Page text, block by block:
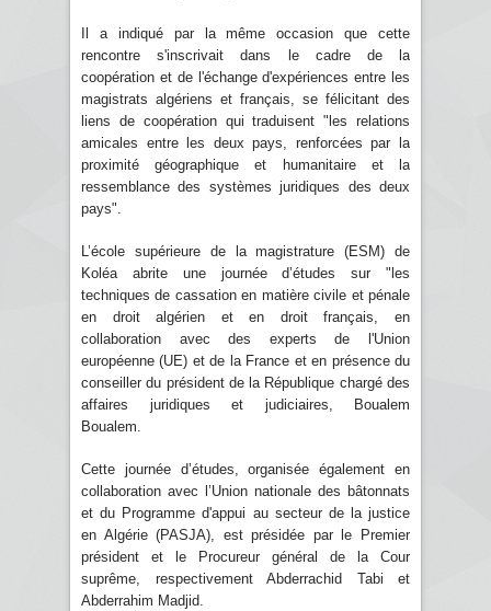
Il a indiqué par la même occasion que cette
rencontre s'inscrivait dans le cadre de la
coopération et de l'échange d'expériences entre les
magistrats algériens et français, se félicitant des
liens de coopération qui traduisent "les relations
amicales entre les deux pays, renforcées par la
proximité géographique et humanitaire et la
ressemblance des systèmes juridiques des deux
pays".
L’école supérieure de la magistrature (ESM) de
Koléa abrite une journée d’études sur "les
techniques de cassation en matière civile et pénale
en droit algérien et en droit français, en
collaboration avec des experts de l'Union
européenne (UE) et de la France et en présence du
conseiller du président de la République chargé des
affaires juridiques et judiciaires, Boualem
Boualem.
Cette journée d’études, organisée également en
collaboration avec l’Union nationale des bâtonnats
et du Programme d'appui au secteur de la justice
en Algérie (PASJA), est présidée par le Premier
président et le Procureur général de la Cour
suprême, respectivement Abderrachid Tabi et
Abderrahim Madjid.